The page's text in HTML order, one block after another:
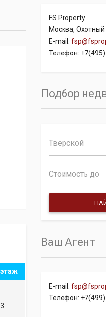
этаж
3
FS Property
Москва,
E-mail:
Телефон:
Подбор
Тверской
Ваш Агент
E-mail:
Телефон: